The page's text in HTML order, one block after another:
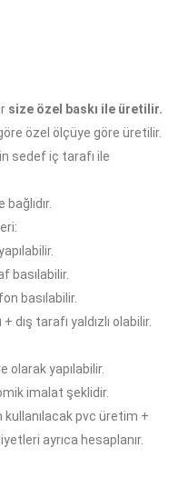
size özel baskı ile üretilir.
özel ölçüye göre üretilir.
sedef iç tarafı ile
basılabilir.
basılabilir.
dış tarafı yaldızlı olabilir.
olarak yapılabilir.
imalat şeklidir.
pvc üretim +
ayrıca hesaplanır.